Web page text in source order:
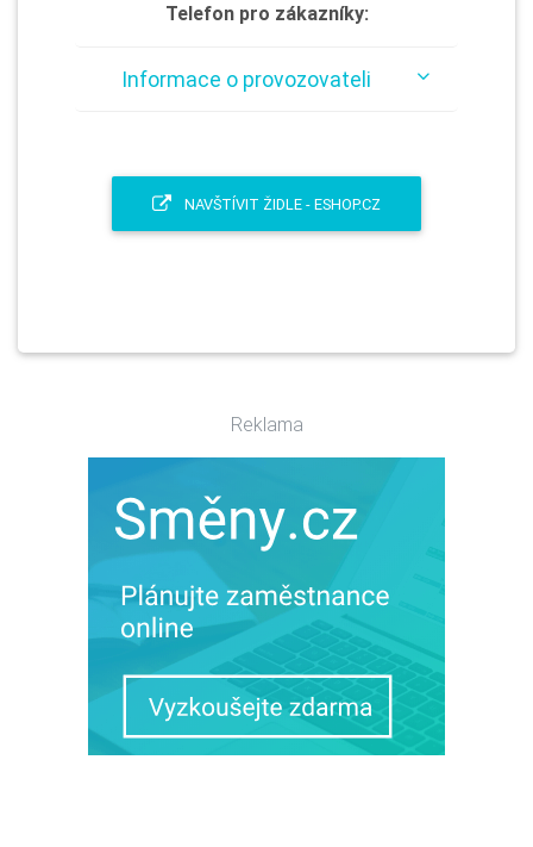
Telefon pro zákazníky:
Informace o provozovateli
NAVŠTÍVIT ŽIDLE - ESHOP.CZ
Reklama